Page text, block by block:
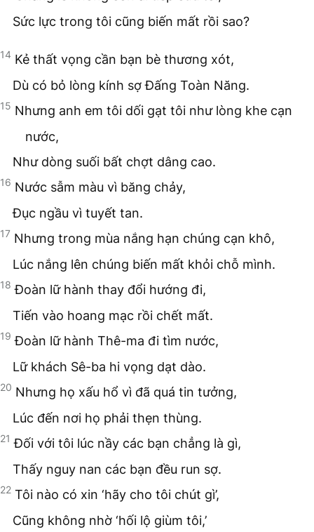
Sức lực trong tôi cũng biến mất rồi sao?
14 Kẻ thất vọng cần bạn bè thương xót,
Dù có bỏ lòng kính sợ Đấng Toàn Năng.
15 Nhưng anh em tôi dối gạt tôi như lòng khe cạn
nước,
Như dòng suối bất chợt dâng cao.
16 Nước sẫm màu vì băng chảy,
Đục ngầu vì tuyết tan.
17 Nhưng trong mùa nắng hạn chúng cạn khô,
Lúc nắng lên chúng biến mất khỏi chỗ mình.
18 Đoàn lữ hành thay đổi hướng đi,
Tiến vào hoang mạc rồi chết mất.
19 Đoàn lữ hành Thê-ma đi tìm nước,
Lữ khách Sê-ba hi vọng dạt dào.
20 Nhưng họ xấu hổ vì đã quá tin tưởng,
Lúc đến nơi họ phải thẹn thùng.
21 Đối với tôi lúc nầy các bạn chẳng là gì,
Thấy nguy nan các bạn đều run sợ.
22 Tôi nào có xin ‘hãy cho tôi chút gì’,
Cũng không nhờ ‘hối lộ giùm tôi,’